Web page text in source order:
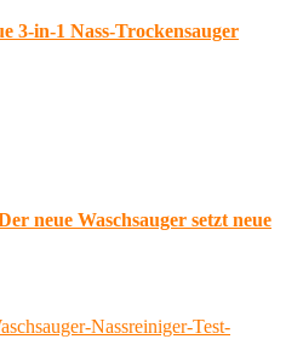
3-in-1 Nass-Trockensauger
neue Waschsauger setzt neue